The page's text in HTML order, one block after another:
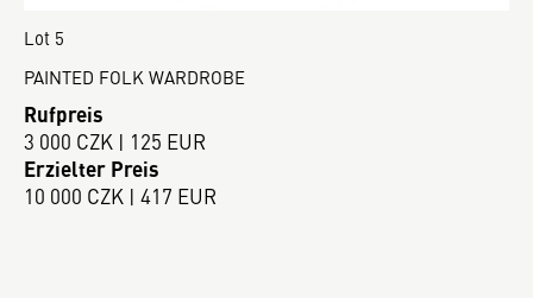
Lot 5
PAINTED FOLK WARDROBE
Rufpreis
3 000 CZK | 125 EUR
Erzielter Preis
10 000 CZK | 417 EUR